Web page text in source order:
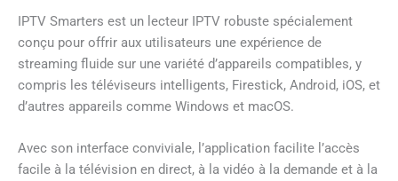
IPTV Smarters est un lecteur IPTV robuste spécialement
conçu pour offrir aux utilisateurs une expérience de
streaming fluide sur une variété d’appareils compatibles, y
compris les téléviseurs intelligents, Firestick, Android, iOS, et
d’autres appareils comme Windows et macOS.
Avec son interface conviviale, l’application facilite l’accès
facile à la télévision en direct, à la vidéo à la demande et à la